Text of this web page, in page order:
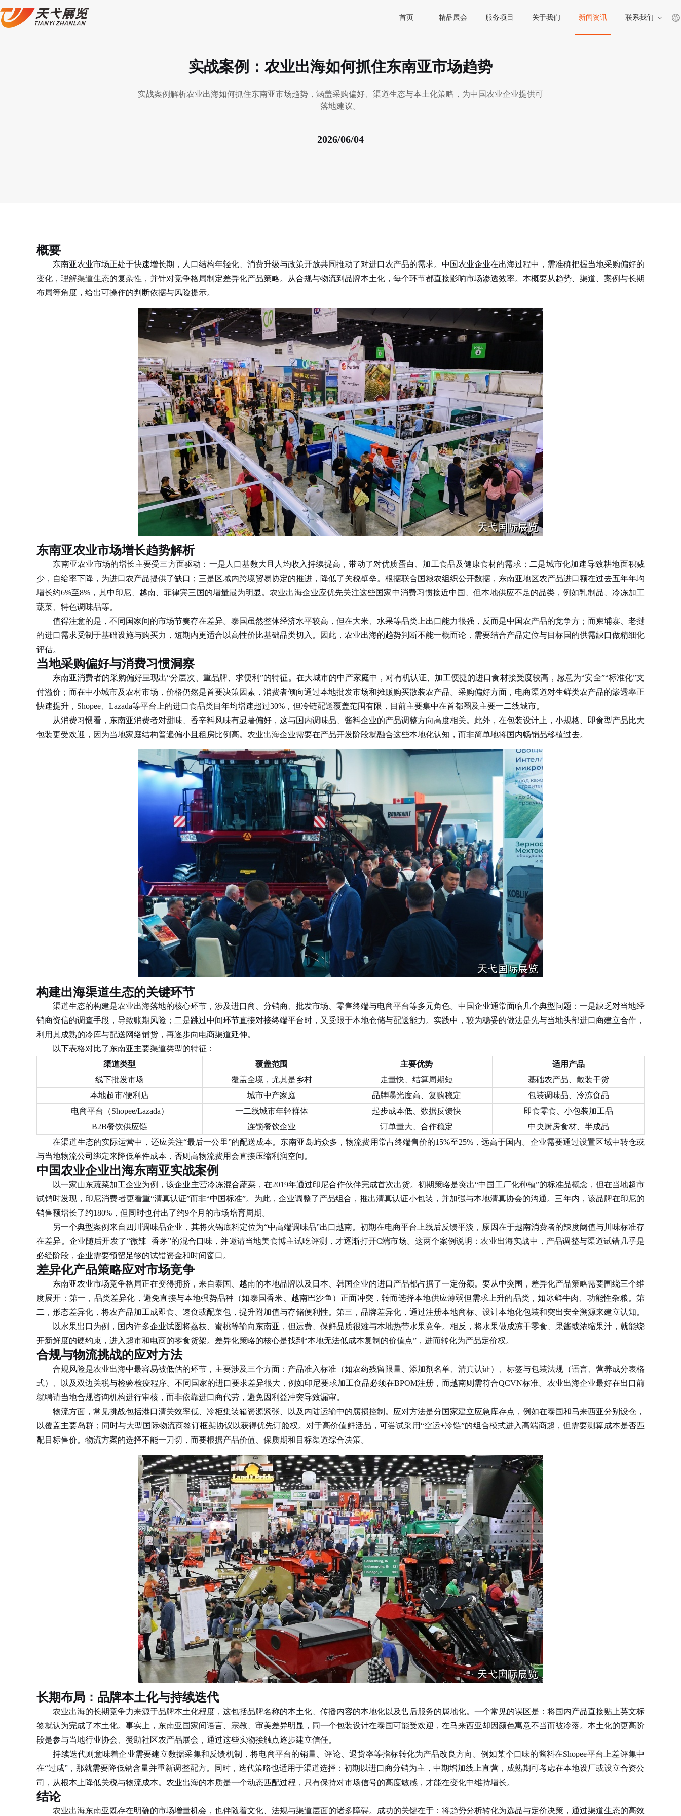
首页 精品展会 服务项目 关于我们 新闻资讯 联系我们
实战案例：农业出海如何抓住东南亚市场趋势
实战案例解析农业出海如何抓住东南亚市场趋势，涵盖采购偏好、渠道生态与本土化策略，为中国农业企业提供可
落地建议。
2026/06/04
概要
东南亚农业市场正处于快速增长期，人口结构年轻化、消费升级与政策开放共同推动了对进口农产品的需求。中国农业企业在出海过程中，需准确把握当地采购偏好的
变化，理解渠道生态的复杂性，并针对竞争格局制定差异化产品策略。从合规与物流到品牌本土化，每个环节都直接影响市场渗透效率。本概要从趋势、渠道、案例与长期
布局等角度，给出可操作的判断依据与风险提示。
东南亚农业市场增长趋势解析
东南亚农业市场的增长主要受三方面驱动：一是人口基数大且人均收入持续提高，带动了对优质蛋白、加工食品及健康食材的需求；二是城市化加速导致耕地面积减
少，自给率下降，为进口农产品提供了缺口；三是区域内跨境贸易协定的推进，降低了关税壁垒。根据联合国粮农组织公开数据，东南亚地区农产品进口额在过去五年年均
增长约6%至8%，其中印尼、越南、菲律宾三国的增量最为明显。农业出海企业应优先关注这些国家中消费习惯接近中国、但本地供应不足的品类，例如乳制品、冷冻加工
蔬菜、特色调味品等。
值得注意的是，不同国家间的市场节奏存在差异。泰国虽然整体经济水平较高，但在大米、水果等品类上出口能力很强，反而是中国农产品的竞争方；而柬埔寨、老挝
的进口需求受制于基础设施与购买力，短期内更适合以高性价比基础品类切入。因此，农业出海的趋势判断不能一概而论，需要结合产品定位与目标国的供需缺口做精细化
评估。
当地采购偏好与消费习惯洞察
东南亚消费者的采购偏好呈现出“分层次、重品牌、求便利”的特征。在大城市的中产家庭中，对有机认证、加工便捷的进口食材接受度较高，愿意为“安全”“标准化”支
付溢价；而在中小城市及农村市场，价格仍然是首要决策因素，消费者倾向通过本地批发市场和摊贩购买散装农产品。采购偏好方面，电商渠道对生鲜类农产品的渗透率正
快速提升，Shopee、Lazada等平台上的进口食品类目年均增速超过30%，但冷链配送覆盖范围有限，目前主要集中在首都圈及主要一二线城市。
从消费习惯看，东南亚消费者对甜味、香辛料风味有显著偏好，这与国内调味品、酱料企业的产品调整方向高度相关。此外，在包装设计上，小规格、即食型产品比大
包装更受欢迎，因为当地家庭结构普遍偏小且租房比例高。 农业出海企业需要在产品开发阶段就融合这些本地化认知，而非简单地将国内畅销品移植过去。
构建出海渠道生态的关键环节
渠道生态的构建是农业出海落地的核心环节，涉及进口商、分销商、批发市场、零售终端与电商平台等多元角色。中国企业通常面临几个典型问题：一是缺乏对当地经
销商资信的调查手段，导致账期风险；二是跳过中间环节直接对接终端平台时，又受限于本地仓储与配送能力。实践中，较为稳妥的做法是先与当地头部进口商建立合作，
利用其成熟的冷库与配送网络铺货，再逐步向电商渠道延伸。
以下表格对比了东南亚主要渠道类型的特征：
渠道类型
覆盖范围 主要优势
适用产品
线下批发市场
覆盖全境，尤其是乡村 走量快、结算周期短
基础农产品、散装干货
本地超市/便利店
城市中产家庭 品牌曝光度高、复购稳定
包装调味品、冷冻食品
电商平台（Shopee/Lazada）
一二线城市年轻群体 起步成本低、数据反馈快
即食零食、小包装加工品
B2B餐饮供应链
连锁餐饮企业 订单量大、合作稳定
中央厨房食材、半成品
在渠道生态的实际运营中，还应关注“最后一公里”的配送成本。东南亚岛屿众多，物流费用常占终端售价的15%至25%，远高于国内。企业需要通过设置区域中转仓或
与当地物流公司绑定来降低单件成本，否则高物流费用会直接压缩利润空间。
中国农业企业出海东南亚实战案例
以一家山东蔬菜加工企业为例，该企业主营冷冻混合蔬菜，在2019年通过印尼合作伙伴完成首次出货。初期策略是突出“中国工厂化种植”的标准品概念，但在当地超市
试销时发现，印尼消费者更看重“清真认证”而非“中国标准”。为此，企业调整了产品组合，推出清真认证小包装，并加强与本地清真协会的沟通。三年内，该品牌在印尼的
销售额增长了约180%，但同时也付出了约9个月的市场培育周期。
另一个典型案例来自四川调味品企业，其将火锅底料定位为“中高端调味品”出口越南。初期在电商平台上线后反馈平淡，原因在于越南消费者的辣度阈值与川味标准存
在差异。企业随后开发了“微辣+香茅”的混合口味，并邀请当地美食博主试吃评测，才逐渐打开C端市场。这两个案例说明：农业出海实战中，产品调整与渠道试错几乎是
必经阶段，企业需要预留足够的试错资金和时间窗口。
差异化产品策略应对市场竞争
东南亚农业市场竞争格局正在变得拥挤，来自泰国、越南的本地品牌以及日本、韩国企业的进口产品都占据了一定份额。要从中突围，差异化产品策略需要围绕三个维
度展开：第一，品类差异化，避免直接与本地强势品种（如泰国香米、越南巴沙鱼）正面冲突，转而选择本地供应薄弱但需求上升的品类，如冰鲜牛肉、功能性杂粮。第
二，形态差异化，将农产品加工成即食、速食或配菜包，提升附加值与存储便利性。第三，品牌差异化，通过注册本地商标、设计本地化包装和突出安全溯源来建立认知。
以水果出口为例，国内许多企业试图将荔枝、蜜桃等输向东南亚，但运费、保鲜品质很难与本地热带水果竞争。相反，将水果做成冻干零食、果酱或浓缩果汁，就能绕
开新鲜度的硬约束，进入超市和电商的零食货架。差异化策略的核心是找到“本地无法低成本复制的价值点”，进而转化为产品定价权。
合规与物流挑战的应对方法
合规风险是农业出海中最容易被低估的环节，主要涉及三个方面：产品准入标准（如农药残留限量、添加剂名单、清真认证）、标签与包装法规（语言、营养成分表格
式）、以及双边关税与检验检疫程序。不同国家的进口要求差异很大，例如印尼要求加工食品必须在BPOM注册，而越南则需符合QCVN标准。农业出海企业最好在出口前
就聘请当地合规咨询机构进行审核，而非依靠进口商代劳，避免因利益冲突导致漏审。
物流方面，常见挑战包括港口清关效率低、冷柜集装箱资源紧张、以及内陆运输中的腐损控制。应对方法是分国家建立应急库存点，例如在泰国和马来西亚分别设仓，
以覆盖主要岛群；同时与大型国际物流商签订框架协议以获得优先订舱权。对于高价值鲜活品，可尝试采用“空运+冷链”的组合模式进入高端商超，但需要测算成本是否匹
配目标售价。物流方案的选择不能一刀切，而要根据产品价值、保质期和目标渠道综合决策。
长期布局：品牌本土化与持续迭代
农业出海的长期竞争力来源于品牌本土化程度，这包括品牌名称的本土化、传播内容的本地化以及售后服务的属地化。一个常见的误区是：将国内产品直接贴上英文标
签就认为完成了本土化。事实上，东南亚国家间语言、宗教、审美差异明显，同一个包装设计在泰国可能受欢迎，在马来西亚却因颜色寓意不当而被冷落。本土化的更高阶
段是参与当地行业协会、赞助社区农产品展会，通过这些实物接触点逐步建立信任。
持续迭代则意味着企业需要建立数据采集和反馈机制，将电商平台的销量、评论、退货率等指标转化为产品改良方向。例如某个口味的酱料在Shopee平台上差评集中
在“过咸”，那就需要降低钠含量并重新调整配方。同时，迭代策略也适用于渠道选择：初期以进口商分销为主，中期增加线上直营，成熟期可考虑在本地设厂或设立合资公
司，从根本上降低关税与物流成本。农业出海的本质是一个动态匹配过程，只有保持对市场信号的高度敏感，才能在变化中维持增长。
结论
农业出海东南亚既存在明确的市场增量机会，也伴随着文化、法规与渠道层面的诸多障碍。成功的关键在于：将趋势分析转化为选品与定价决策，通过渠道生态的高效